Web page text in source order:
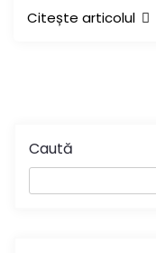
Citește articolul
Caută